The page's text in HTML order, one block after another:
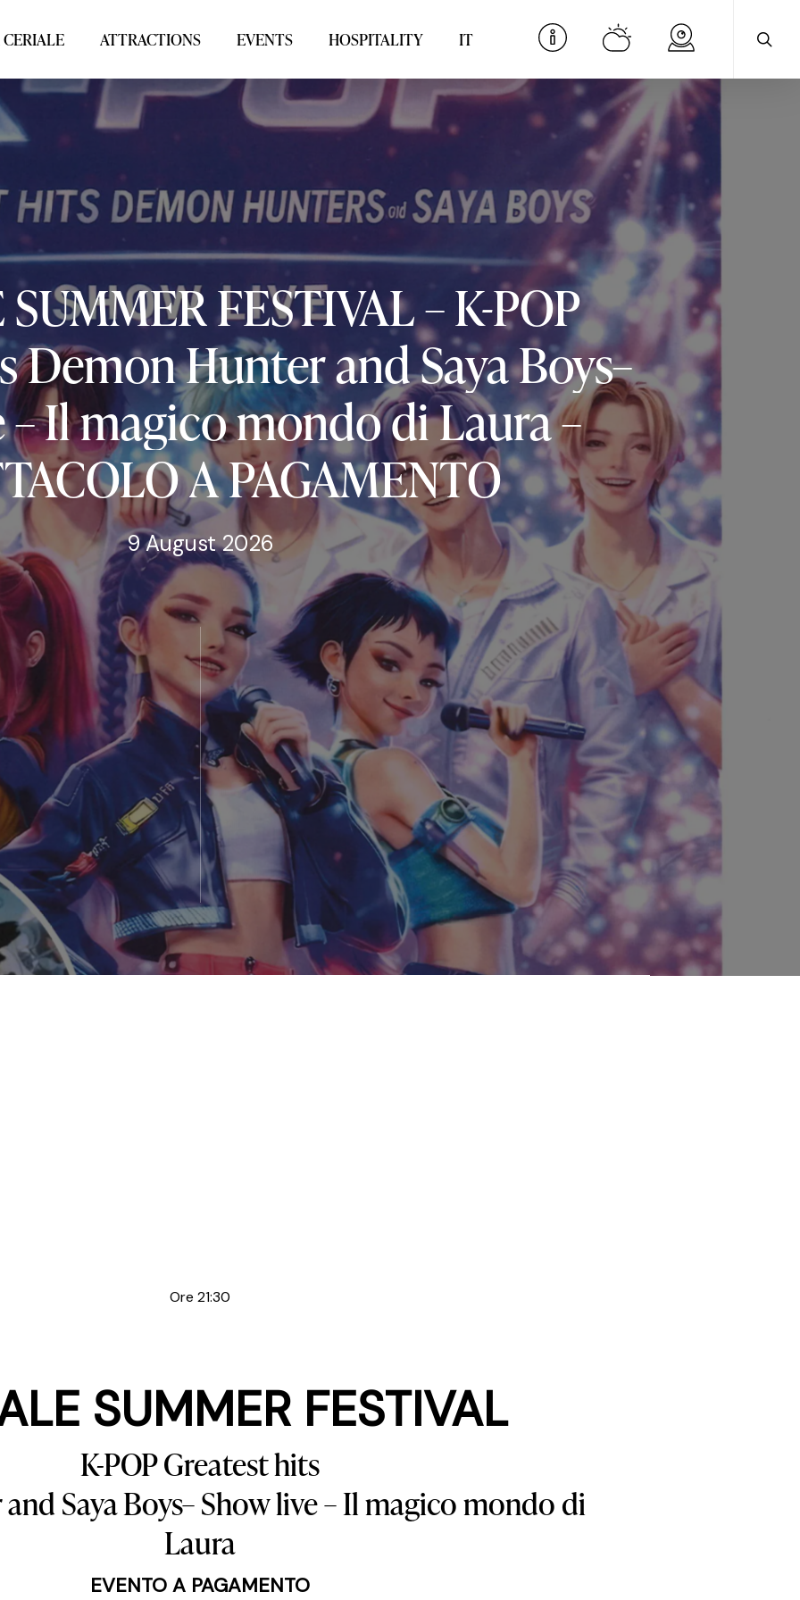
ATTRACTIONS EVENTS HOSPITALITY IT
SUMMERFESTIVAL–K-POP
DemonHunterandSayaBoys–
–IlmagicomondodiLaura–
APAGAMENTO
9 August 2026
Ore 21:30
SUMMER FESTIVAL
K-POP Greatest hits
Saya Boys– Show live – Il magico mondo di
Laura
EVENTO A PAGAMENTO